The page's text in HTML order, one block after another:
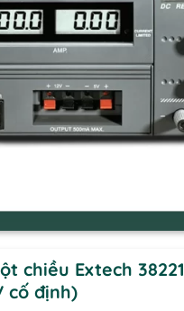
chiều Extech
cố định)